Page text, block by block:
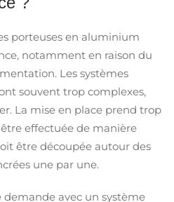
porteuses en aluminium
notamment en raison du
Les systèmes
souvent trop complexes,
La mise en place prend trop
effectuée de manière
être découpée autour des
une par une.
avec un système